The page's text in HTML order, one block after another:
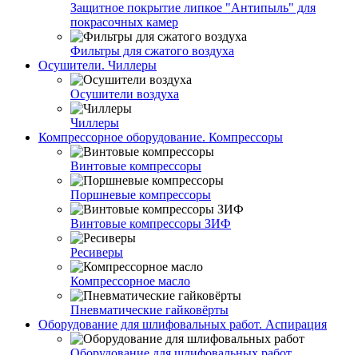
Защитное покрытие липкое "Антипыль" для
покрасочных камер
Фильтры для сжатого воздуха
Осушители. Чиллеры
Осушители воздуха
Чиллеры
Компрессорное оборудование. Компрессоры
Винтовые компрессоры
Поршневые компрессоры
Винтовые компрессоры ЗИФ
Ресиверы
Компрессорное масло
Пневматические гайковёрты
Оборудование для шлифовальных работ. Аспирация